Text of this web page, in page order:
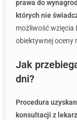
prawa do
których nie
możliwość wzięcia
obiektywnej oceny
Jak
dni?
Procedura
konsultacji z